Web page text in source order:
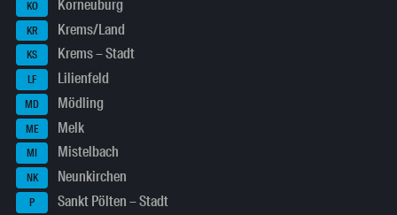
KO Korneuburg
KR Krems/Land
KS Krems – Stadt
LF Lilienfeld
MD Mödling
ME Melk
MI Mistelbach
NK Neunkirchen
P Sankt Pölten – Stadt